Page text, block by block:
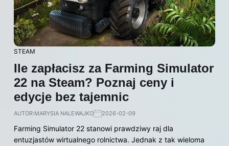
STEAM
Ile zapłacisz za Farming Simulator
22 na Steam? Poznaj ceny i
edycje bez tajemnic
AUTOR:MARYSIA NALEWAJKO 2026-02-09
Farming Simulator 22 stanowi prawdziwy raj dla
entuzjastów wirtualnego rolnictwa. Jednak z tak wieloma